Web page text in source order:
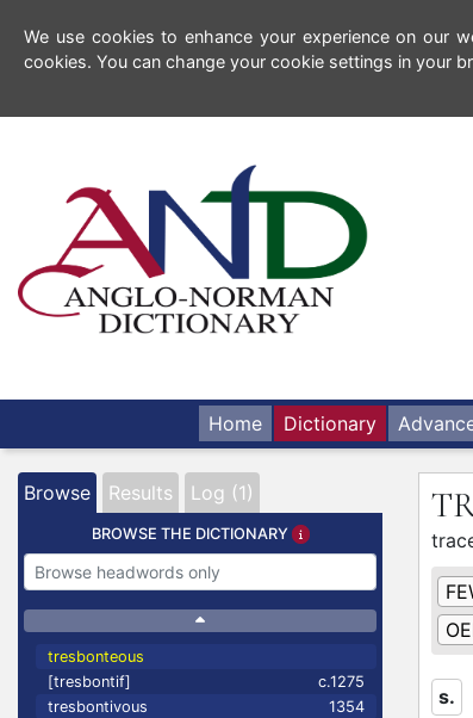
We use cookies to enhance your experience on our
cookies. You can change your cookie settings in your
Home Dictionary
Browse Results Log (1)
BROWSE THE DICTIONARY
tresbonteous
[tresbontif]
c.1275
tresbontivous
1354
s.